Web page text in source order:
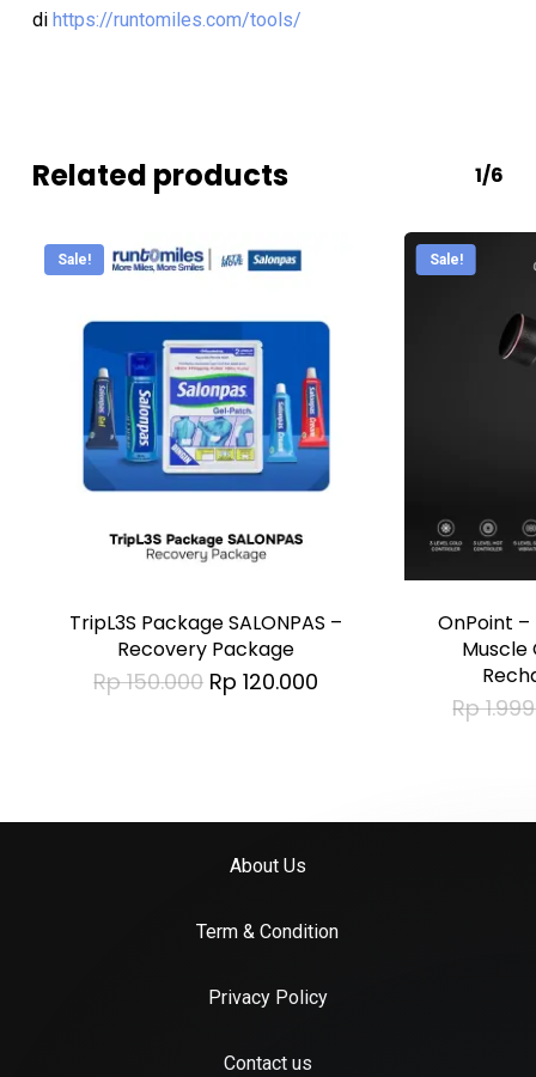
di https://runtomiles.com/tools/
Related products 1/6
Sale!
TripL3S Package SALONPAS –
Recovery Package
Rp150.000 Original
price
Rp 120.000
Sale!
OnPoint –
Muscle
Rp
About Us
Term & Condition
Privacy Policy
Contact us
Tanyakan apa saja kepada kami!